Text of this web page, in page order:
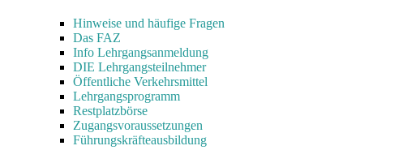
Hinweise und häufige Fragen
Das FAZ
Info Lehrgangsanmeldung
DIE Lehrgangsteilnehmer
Öffentliche Verkehrsmittel
Lehrgangsprogramm
Restplatzbörse
Zugangsvoraussetzungen
Führungskräfteausbildung